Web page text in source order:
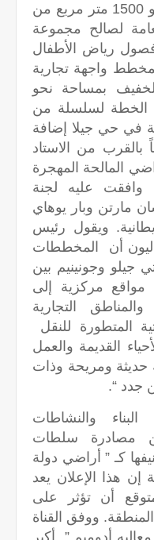
يجري البحث في تخصيص نحو 1500 متر مربع من
لصالح مجموعة
رياض الأطفال
واجهة تجارية
بمساحة نحو
الخطة لسلسلة من
في حي جيلا إضافة
من 37 طابقاً بالقرب من الاستاد
المالحة المهجرة
وافقت عليه لجنة
مارتن وبار يوهاي
وحدة استيطانية. ويقول رئيس
ليون أن المخططات
جيلو وجونينيم بين
مواقع مركزية إلى
التجارية
المتطورة للنقل
القديمة والعمل
ومريحة وذات
جدد “.
والنشاطات
عن مصادرة سلطات
تصنيفها كـ ” أراضي دولة
الإسرائيلية إن هذا الإعلان يعد
أن تؤثر على
ووفق القناة